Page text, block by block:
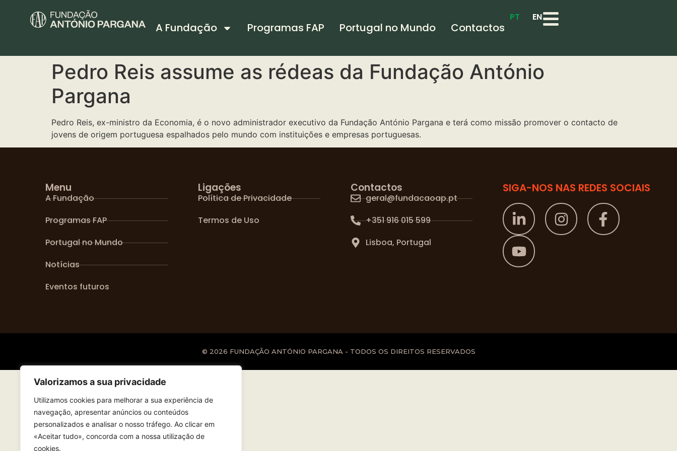
Valorizamos a sua privacidade
Utilizamos cookies para melhorar a sua experiência de
navegação, apresentar anúncios ou conteúdos
personalizados e analisar o nosso tráfego. Ao clicar em
«Aceitar tudo», concorda com a nossa utilização de
cookies.
A Fundação Programas FAP Portugal no Mundo Contactos
PT EN
Pedro Reis assume as rédeas da Fundação António
Pargana
Pedro Reis, ex-ministro da Economia, é o novo administrador executivo da Fundação António Pargana e terá como missão promover o contacto de
jovens de origem portuguesa espalhados pelo mundo com instituições e empresas portuguesas.
Menu
A Fundação
Programas FAP
Portugal no Mundo
Notícias
Eventos futuros
Ligações
Política de Privacidade
Termos de Uso
Contactos
geral@fundacaoap.pt
+351 916 015 599
Lisboa, Portugal
SIGA-NOS NAS REDES SOCIAIS
© 2026 FUNDAÇÃO ANTÓNIO PARGANA - TODOS OS DIREITOS RESERVADOS